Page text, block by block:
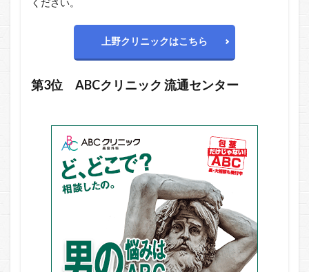
ください。
上野クリニックはこちら
第3位 ABCクリニック 流通センター